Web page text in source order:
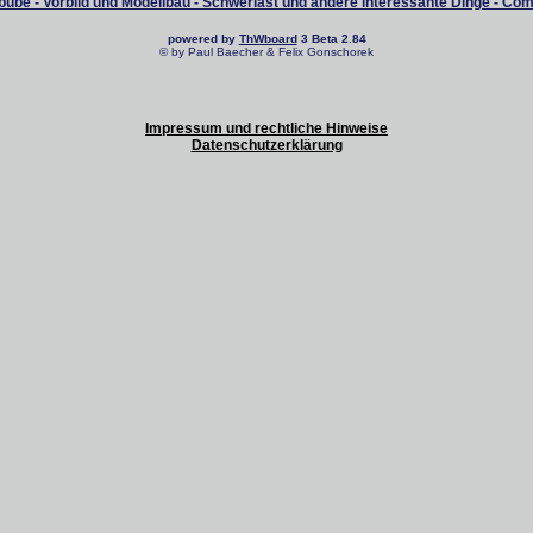
powered by ThWboard3 Beta 2.84
© by Paul Baecher & Felix Gonschorek
Impressum und rechtliche Hinweise
Datenschutzerklärung